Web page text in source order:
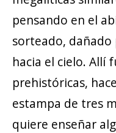
pensando en el
sorteado,
hacia el cielo. Allí
prehistóricas,
estampa de tres
quiere enseñar